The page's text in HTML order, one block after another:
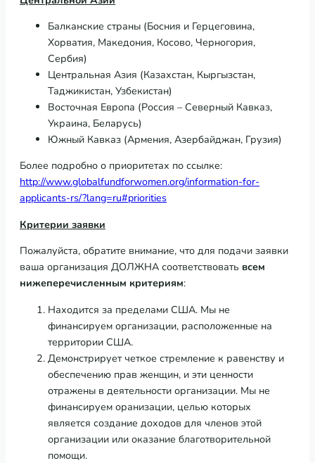
Балканские страны (Босния и Герцеговина,
Хорватия, Македония, Косово, Черногория,
Сербия)
Центральная Азия (Казахстан, Кыргызстан,
Таджикистан, Узбекистан)
Восточная Европа (Россия – Северный Кавказ,
Украина, Беларусь)
Южный Кавказ (Армения, Азербайджан, Грузия)
Более подробно о приоритетах по ссылке:
http://www.globalfundforwomen.org/information-for-
applicants-rs/?lang=ru#priorities
Критерии заявки
Пожалуйста, обратите внимание, что для подачи заявки
ваша организация ДОЛЖНА соответствовать всем
нижеперечисленным критериям:
Находится за пределами США. Мы не
финансируем организации, расположенные на
территории США.
Демонстрирует четкое стремление к равенству и
обеспечению прав женщин, и эти ценности
отражены в деятельности организации. Мы не
финансируем оранизации, целью которых
является создание доходов для членов этой
организации или оказание благотворительной
помощи.